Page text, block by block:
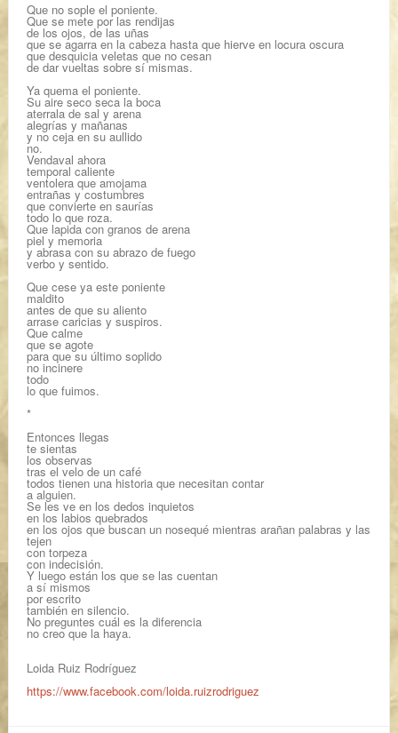
Que no sople el poniente.
Que se mete por las rendijas
de los ojos, de las uñas
que se agarra en la cabeza hasta que hierve en locura oscura
que desquicia veletas que no cesan
de dar vueltas sobre sí mismas.
Ya quema el poniente.
Su aire seco seca la boca
aterrala de sal y arena
alegrías y mañanas
y no ceja en su aullido
no.
Vendaval ahora
temporal caliente
ventolera que amojama
entrañas y costumbres
que convierte en saurías
todo lo que roza.
Que lapida con granos de arena
piel y memoria
y abrasa con su abrazo de fuego
verbo y sentido.
Que cese ya este poniente
maldito
antes de que su aliento
arrase caricias y suspiros.
Que calme
que se agote
para que su último soplido
no incinere
todo
lo que fuimos.
*
Entonces llegas
te sientas
los observas
tras el velo de un café
todos tienen una historia que necesitan contar
a alguien.
Se les ve en los dedos inquietos
en los labios quebrados
en los ojos que buscan un nosequé mientras arañan palabras y las
tejen
con torpeza
con indecisión.
Y luego están los que se las cuentan
a sí mismos
por escrito
también en silencio.
No preguntes cuál es la diferencia
no creo que la haya.
Loida Ruiz Rodríguez
https://www.facebook.com/loida.ruizrodriguez